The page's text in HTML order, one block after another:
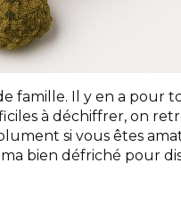
famille. Il y en a pour
à déchiffrer, on
si vous êtes
bien défriché pour